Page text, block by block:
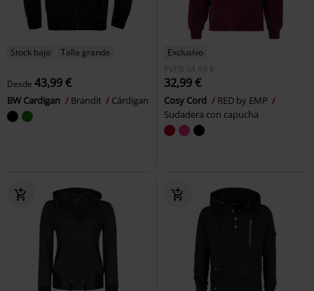
Stock bajo Talla grande
Desde 43,99 €
BW Cardigan Brandit Cárdigan
Exclusivo
PVPR 34,99 €
32,99 €
Cosy Cord
RED by EMP
Sudadera con capucha